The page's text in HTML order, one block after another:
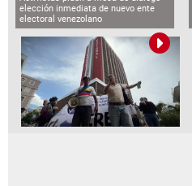
elección inmediata de nuevo ente
electoral venezolano